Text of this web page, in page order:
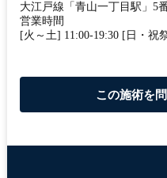
大江戸線「青山一丁目駅」5
営業時間
[火～土] 11:00-19:30 [日・祝
この施術を